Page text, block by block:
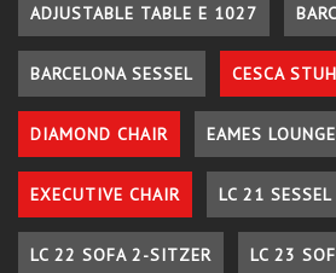
ADJUSTABLE TABLE E 1027
BARCELONA SESSEL CESCA
DIAMOND CHAIR EAMES
EXECUTIVE CHAIR LC 21 SESSEL
LC 22 SOFA 2-SITZER LC 23